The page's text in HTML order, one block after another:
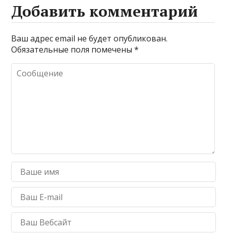
Добавить комментарий
Ваш адрес email не будет опубликован.
Обязательные поля помечены*